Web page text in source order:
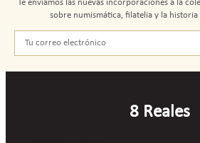
Te enviamos las nuevas incorporaciones a la
sobre numismática, filatelia y la historia
8 Reales